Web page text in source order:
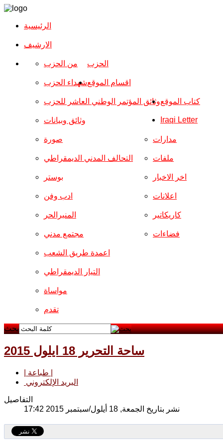
الرئيسية
الارشیف
الحزب من الحزب
شهداء الحزب
وثائق المؤتمر الوطني العاشر للحزب
وثائق وبيانات
اقسام الموقع
صورة
التحالف المدني الديمقراطي
بوستر
ادب وفن
المنبرالحر
مجتمع مدني
مدارات
ملفات
اخر الاخبار
اعلانات
كاريكاتير
فضاءات
اعمدة طريق الشعب
التيار الديمقراطي
مواساة
تقدم
كتاب الموقع
Iraqi Letter
بحث
ساحة التحرير 18 ايلول 2015
البريد الإلكتروني
التفاصيل
نشر بتاريخ الجمعة, 18 أيلول/سبتمبر 2015 17:42